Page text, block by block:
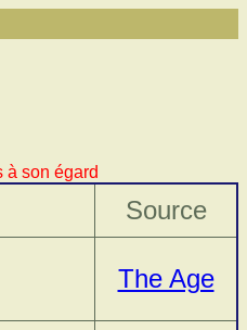
à son égard
Source
The Age